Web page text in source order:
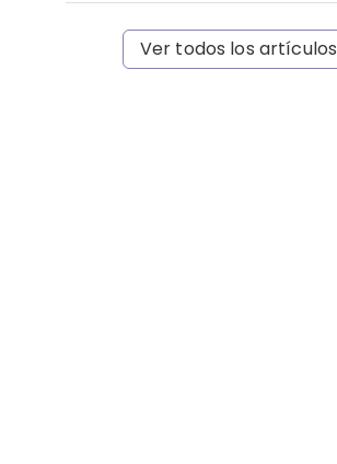
Ver todos los artículos